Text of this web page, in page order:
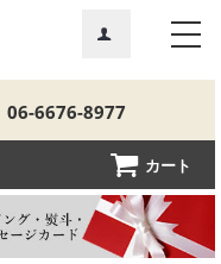
06-6676-8977
カート